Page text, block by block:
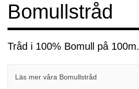
Bomullstråd
Tråd i 100% Bomull på 100m.
Läs mer våra Bomullstråd